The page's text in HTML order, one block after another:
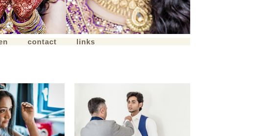
contact links